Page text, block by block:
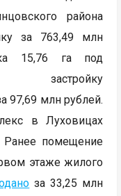
района
за 763,49 млн
15,76 га под
застройку
97,69 млн рублей.
в Луховицах
Ранее помещение
этаже жилого
за 33,25 млн